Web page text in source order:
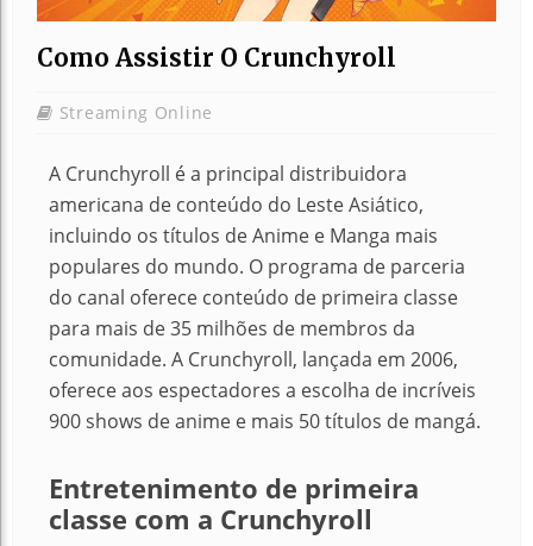
Como Assistir O Crunchyroll
Streaming Online
A Crunchyroll é a principal distribuidora
americana de conteúdo do Leste Asiático,
incluindo os títulos de Anime e Manga mais
populares do mundo. O programa de parceria
do canal oferece conteúdo de primeira classe
para mais de 35 milhões de membros da
comunidade. A Crunchyroll, lançada em 2006,
oferece aos espectadores a escolha de incríveis
900 shows de anime e mais 50 títulos de mangá.
Entretenimento de primeira
classe com a Crunchyroll